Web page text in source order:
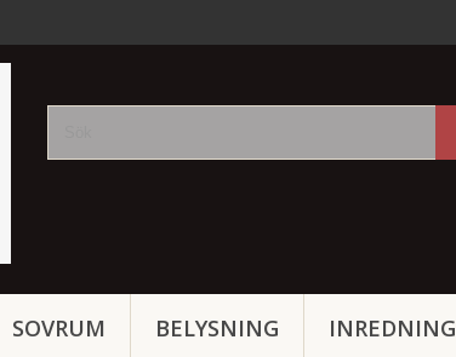
SOVRUM BELYSNING INREDNING